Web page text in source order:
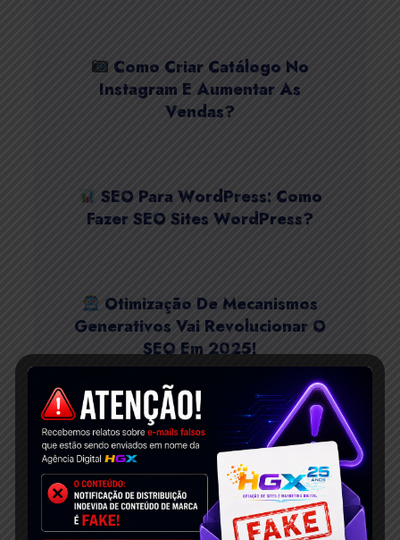
Como Criar Catálogo No
Instagram E Aumentar As
Vendas?
SEO Para WordPress: Como
Fazer SEO Sites WordPress?
Otimização De Mecanismos
Generativos Vai Revolucionar O
SEO Em 2025!
Estratégias De Marketing
Digital Para Pequenas Empresas!